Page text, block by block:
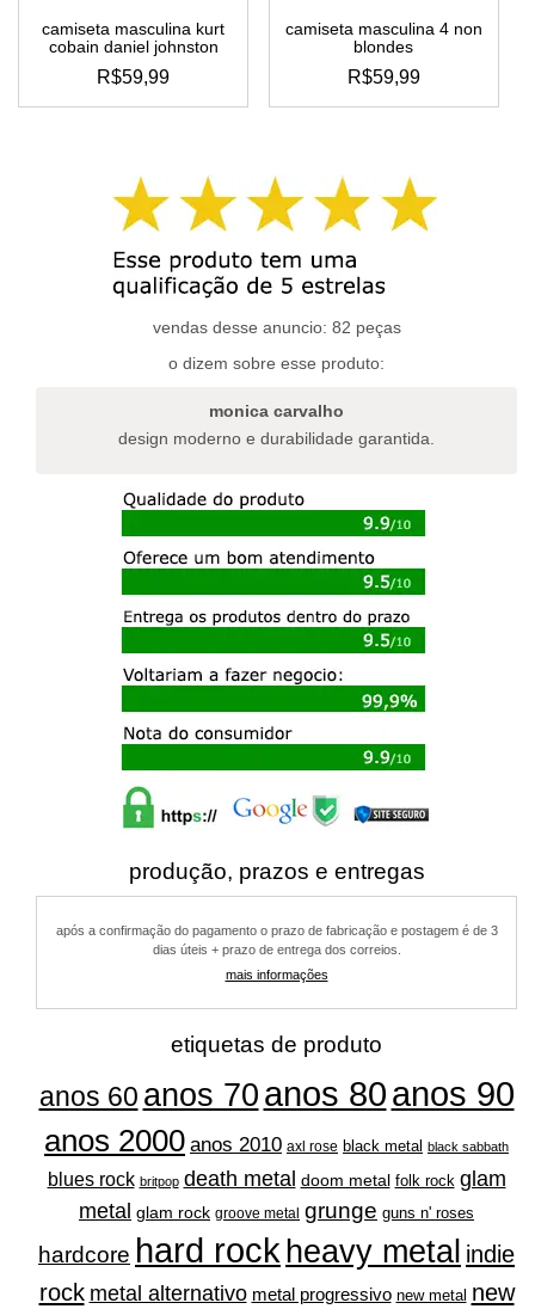
produto
produto
camiseta masculina kurt
cobain daniel johnston
R$59,99
este
várias
variantes.
as
opções
podem
escolhidas
página
camiseta masculina 4 non
blondes
R$59,99
este
várias
variantes.
as
podem
escolhidas
página
vendas desse anuncio: 82 peças
o dizem sobre esse produto:
monica carvalho
design moderno e durabilidade garantida.
produção, prazos e entregas
após a confirmação do pagamento o prazo de fabricação e postagem é de 3
dias úteis + prazo de entrega dos correios.
mais informações
etiquetas de produto
anos 60 anos 70 anos 80anos 90
anos 2000 anos 2010 axl rose black metal black sabbath
blues rock britpop death metal doom metal folk rock glam
metal glam rock groove metal grunge guns n' roses
hardcore hard rock heavy metal indie
rock metal alternativo metal progressivo new metal new